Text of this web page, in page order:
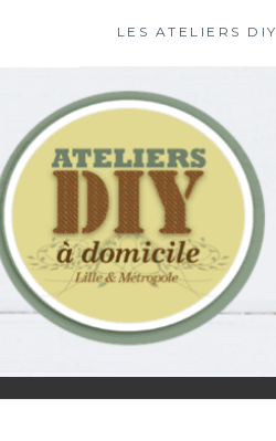
LES ATELIERS DIY